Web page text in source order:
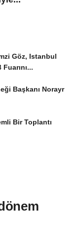
Göz, Istanbul
Başkanı Norayr
Bir Toplantı